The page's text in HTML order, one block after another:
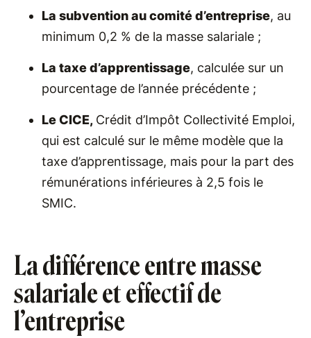
La subvention au comité d’entreprise, au
minimum 0,2 % de la masse salariale ;
La taxe d’apprentissage, calculée sur un
pourcentage de l’année précédente ;
Le CICE, Crédit d’Impôt Collectivité Emploi,
qui est calculé sur le même modèle que la
taxe d’apprentissage, mais pour la part des
rémunérations inférieures à 2,5 fois le
SMIC.
La différence entre masse
salariale et effectif de
l’entreprise